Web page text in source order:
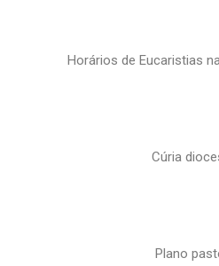
Horários de Eucaristias
Cúria
Plano